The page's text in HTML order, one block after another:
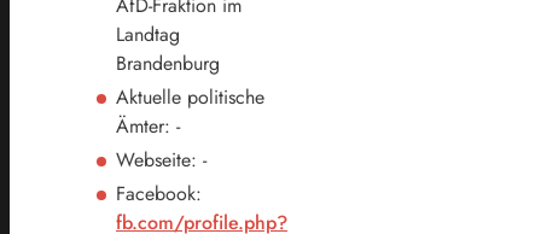
AfD-Fraktion im
Landtag
Brandenburg
Aktuelle politische
Ämter: -
Webseite: -
Facebook:
fb.com/profile.php?